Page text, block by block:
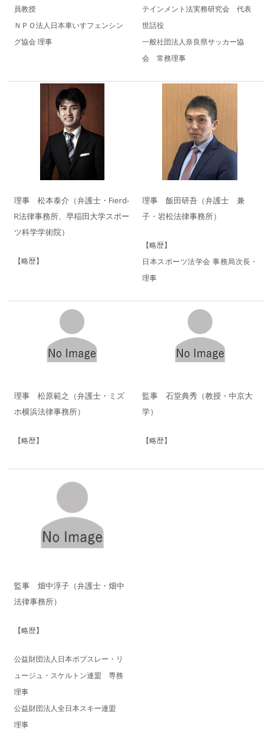
員教授
ＮＰＯ法人日本車いすフェンシン
グ協会 理事
テインメント法実務研究会 代表
世話役
一般社団法人奈良県サッカー協
会 常務理事
理事 松本泰介（弁護士・Fierd-
R法律事務所、早稲田大学スポー
ツ科学学術院）
【略歴】
理事 飯田研吾（弁護士 兼
子・岩松法律事務所）
【略歴】
日本スポーツ法学会 事務局次長・
理事
理事 松原範之（弁護士・ミズ
ホ横浜法律事務所）
【略歴】
監事 石堂典秀（教授・中京大
学）
【略歴】
監事 畑中淳子（弁護士・畑中
法律事務所）
【略歴】
公益財団法人日本ボブスレー・リ
ュージュ・スケルトン連盟 専務
理事
​公益財団法人全日本スキー連盟
理事